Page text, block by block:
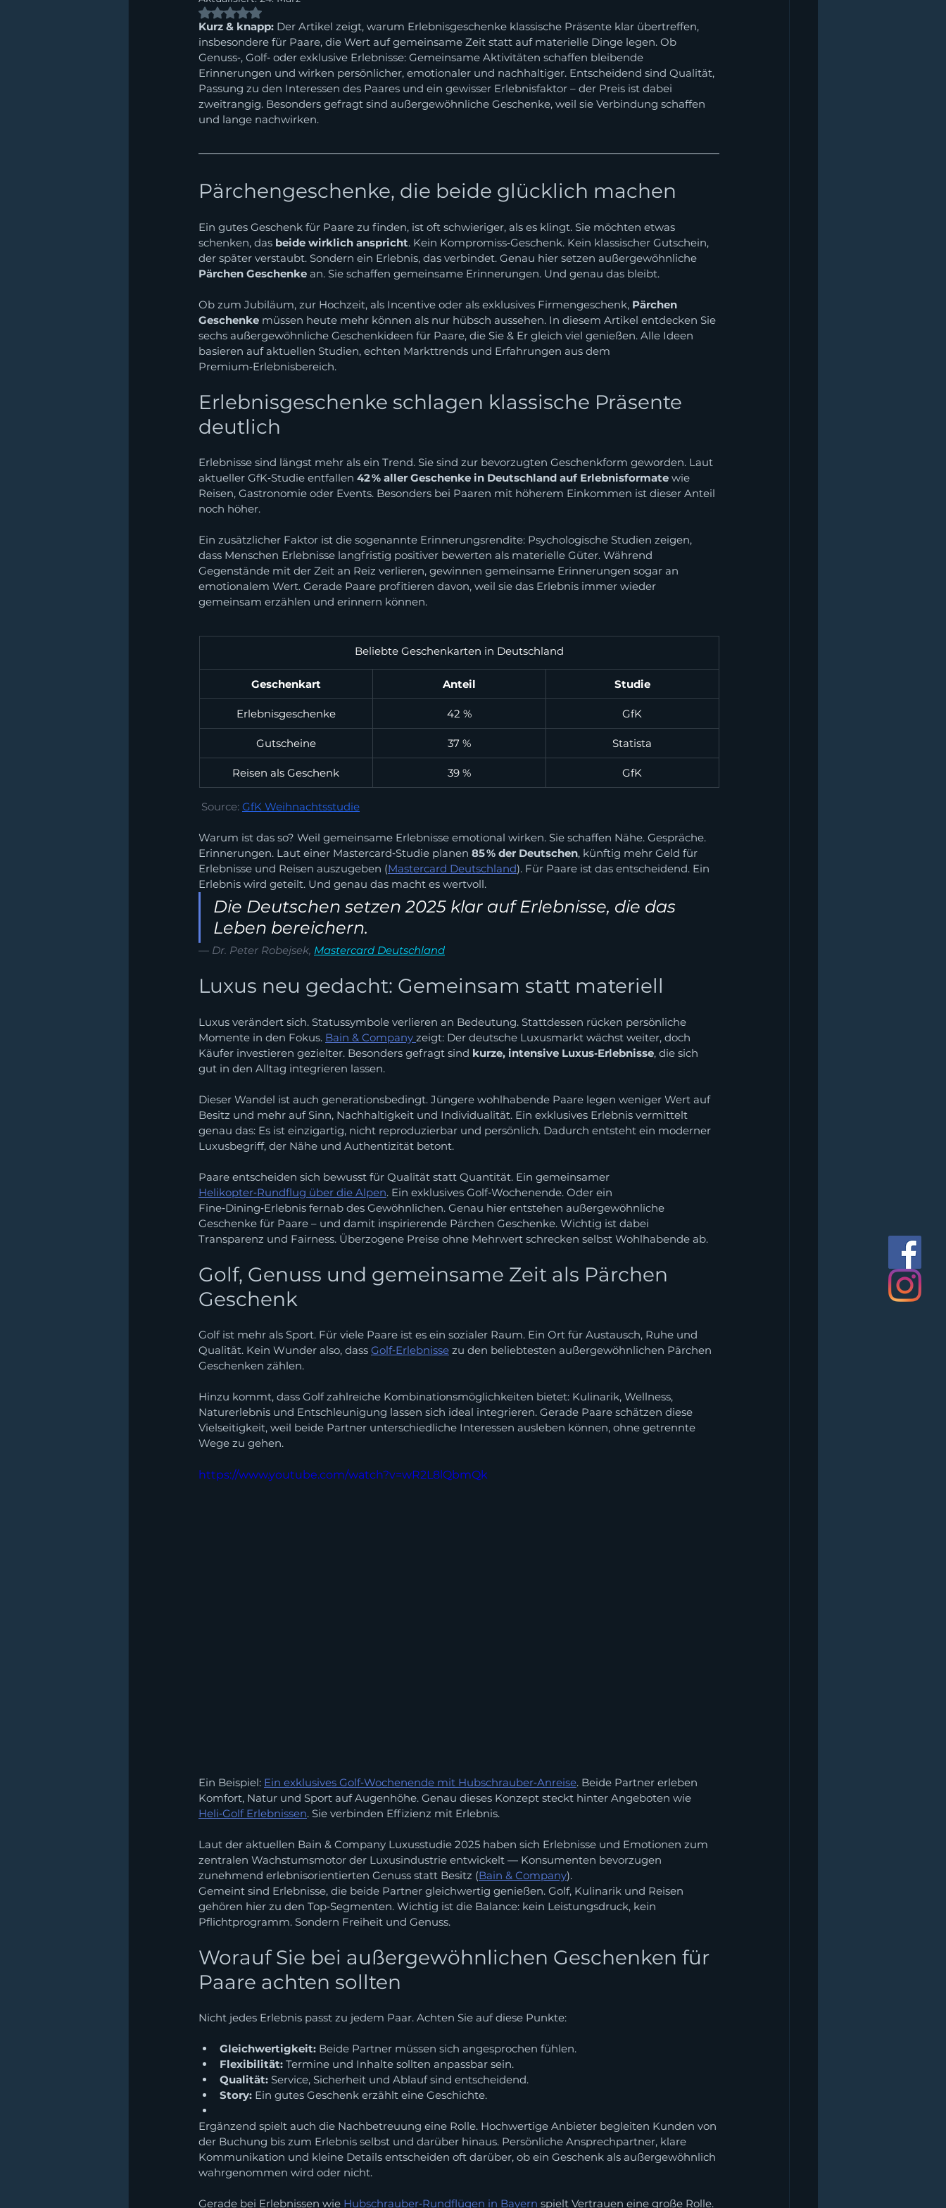
Mit NaN von 5 Sternen bewertet.
Kurz & knapp: Der Artikel zeigt, warum Erlebnisgeschenke klassische Präsente klar übertreffen,
insbesondere für Paare, die Wert auf gemeinsame Zeit statt auf materielle Dinge legen. Ob
Genuss‑, Golf‑ oder exklusive Erlebnisse: Gemeinsame Aktivitäten schaffen bleibende
Erinnerungen und wirken persönlicher, emotionaler und nachhaltiger. Entscheidend sind Qualität,
Passung zu den Interessen des Paares und ein gewisser Erlebnisfaktor – der Preis ist dabei
zweitrangig. Besonders gefragt sind außergewöhnliche Geschenke, weil sie Verbindung schaffen
und lange nachwirken.
Pärchengeschenke, die beide glücklich machen
Ein gutes Geschenk für Paare zu finden, ist oft schwieriger, als es klingt. Sie möchten etwas
schenken, das beide wirklich anspricht. Kein Kompromiss‑Geschenk. Kein klassischer Gutschein,
der später verstaubt. Sondern ein Erlebnis, das verbindet. Genau hier setzen außergewöhnliche
Pärchen Geschenke an. Sie schaffen gemeinsame Erinnerungen. Und genau das bleibt.
Ob zum Jubiläum, zur Hochzeit, als Incentive oder als exklusives Firmengeschenk, Pärchen
Geschenke müssen heute mehr können als nur hübsch aussehen. In diesem Artikel entdecken Sie
sechs außergewöhnliche Geschenkideen für Paare, die Sie & Er gleich viel genießen. Alle Ideen
basieren auf aktuellen Studien, echten Markttrends und Erfahrungen aus dem
Premium‑Erlebnisbereich.
Erlebnisgeschenke schlagen klassische Präsente
deutlich
Erlebnisse sind längst mehr als ein Trend. Sie sind zur bevorzugten Geschenkform geworden. Laut
aktueller GfK‑Studie entfallen 42 % aller Geschenke in Deutschland auf Erlebnisformate wie
Reisen, Gastronomie oder Events. Besonders bei Paaren mit höherem Einkommen ist dieser Anteil
noch höher.
Ein zusätzlicher Faktor ist die sogenannte Erinnerungsrendite: Psychologische Studien zeigen,
dass Menschen Erlebnisse langfristig positiver bewerten als materielle Güter. Während
Gegenstände mit der Zeit an Reiz verlieren, gewinnen gemeinsame Erinnerungen sogar an
emotionalem Wert. Gerade Paare profitieren davon, weil sie das Erlebnis immer wieder
gemeinsam erzählen und erinnern können.
Beliebte Geschenkarten in Deutschland
Geschenkart Anteil Studie
Erlebnisgeschenke 42 % GfK
Gutscheine 37 % Statista
Reisen als Geschenk 39 % GfK
Source: GfK Weihnachtsstudie
Warum ist das so? Weil gemeinsame Erlebnisse emotional wirken. Sie schaffen Nähe. Gespräche.
Erinnerungen. Laut einer Mastercard‑Studie planen 85 % der Deutschen, künftig mehr Geld für
Erlebnisse und Reisen auszugeben (Mastercard Deutschland). Für Paare ist das entscheidend. Ein
Erlebnis wird geteilt. Und genau das macht es wertvoll.
Die Deutschen setzen 2025 klar auf Erlebnisse, die das
Leben bereichern.
— Dr. Peter Robejsek, Mastercard Deutschland
Luxus neu gedacht: Gemeinsam statt materiell
Luxus verändert sich. Statussymbole verlieren an Bedeutung. Stattdessen rücken persönliche
Momente in den Fokus. Bain & Company zeigt: Der deutsche Luxusmarkt wächst weiter, doch
Käufer investieren gezielter. Besonders gefragt sind kurze, intensive Luxus‑Erlebnisse, die sich
gut in den Alltag integrieren lassen.
Dieser Wandel ist auch generationsbedingt. Jüngere wohlhabende Paare legen weniger Wert auf
Besitz und mehr auf Sinn, Nachhaltigkeit und Individualität. Ein exklusives Erlebnis vermittelt
genau das: Es ist einzigartig, nicht reproduzierbar und persönlich. Dadurch entsteht ein moderner
Luxusbegriff, der Nähe und Authentizität betont.
Paare entscheiden sich bewusst für Qualität statt Quantität. Ein gemeinsamer
Helikopter‑Rundflug über die Alpen. Ein exklusives Golf‑Wochenende. Oder ein
Fine‑Dining‑Erlebnis fernab des Gewöhnlichen. Genau hier entstehen außergewöhnliche
Geschenke für Paare – und damit inspirierende Pärchen Geschenke. Wichtig ist dabei
Transparenz und Fairness. Überzogene Preise ohne Mehrwert schrecken selbst Wohlhabende ab.
Golf, Genuss und gemeinsame Zeit als Pärchen
Geschenk
Golf ist mehr als Sport. Für viele Paare ist es ein sozialer Raum. Ein Ort für Austausch, Ruhe und
Qualität. Kein Wunder also, dass Golf‑Erlebnisse zu den beliebtesten außergewöhnlichen Pärchen
Geschenken zählen.
Hinzu kommt, dass Golf zahlreiche Kombinationsmöglichkeiten bietet: Kulinarik, Wellness,
Naturerlebnis und Entschleunigung lassen sich ideal integrieren. Gerade Paare schätzen diese
Vielseitigkeit, weil beide Partner unterschiedliche Interessen ausleben können, ohne getrennte
Wege zu gehen.
https://www.youtube.com/watch?v=wR2L8lQbmQk
Ein Beispiel: Ein exklusives Golf‑Wochenende mit Hubschrauber‑Anreise. Beide Partner erleben
Komfort, Natur und Sport auf Augenhöhe. Genau dieses Konzept steckt hinter Angeboten wie
Heli‑Golf Erlebnissen. Sie verbinden Effizienz mit Erlebnis.
Laut der aktuellen Bain & Company Luxusstudie 2025 haben sich Erlebnisse und Emotionen zum
zentralen Wachstumsmotor der Luxusindustrie entwickelt — Konsumenten bevorzugen
zunehmend erlebnisorientierten Genuss statt Besitz (Bain & Company).
Gemeint sind Erlebnisse, die beide Partner gleichwertig genießen. Golf, Kulinarik und Reisen
gehören hier zu den Top‑Segmenten. Wichtig ist die Balance: kein Leistungsdruck, kein
Pflichtprogramm. Sondern Freiheit und Genuss.
Worauf Sie bei außergewöhnlichen Geschenken für
Paare achten sollten
Nicht jedes Erlebnis passt zu jedem Paar. Achten Sie auf diese Punkte:
Gleichwertigkeit: Beide Partner müssen sich angesprochen fühlen.
Flexibilität: Termine und Inhalte sollten anpassbar sein.
Qualität: Service, Sicherheit und Ablauf sind entscheidend.
Story: Ein gutes Geschenk erzählt eine Geschichte.
Ergänzend spielt auch die Nachbetreuung eine Rolle. Hochwertige Anbieter begleiten Kunden von
der Buchung bis zum Erlebnis selbst und darüber hinaus. Persönliche Ansprechpartner, klare
Kommunikation und kleine Details entscheiden oft darüber, ob ein Geschenk als außergewöhnlich
wahrgenommen wird oder nicht.
Gerade bei Erlebnissen wie Hubschrauber‑Rundflügen in Bayern spielt Vertrauen eine große Rolle.